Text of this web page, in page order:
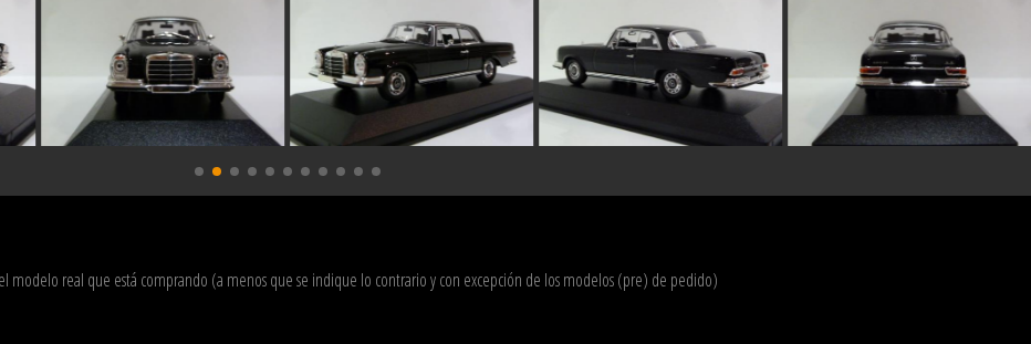
modelo real que está comprando (a menos que se indique lo contrario y con excepción de los modelos (pre) de pedido)